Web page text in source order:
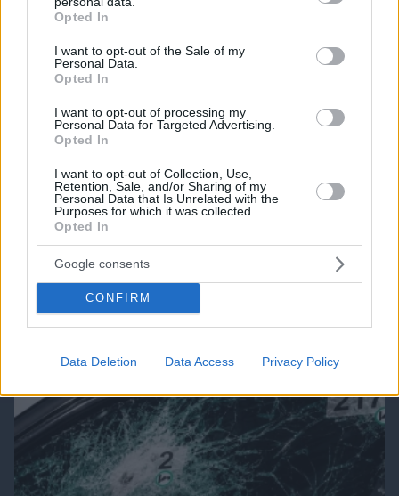
grant or deny consent to Google and its third-party tags to
use your data for below specified purposes in below Google
consent section.
Opted In
I want to opt-out of the Sale of my
Personal Data.
Opted In
I want to opt-out of processing my
Personal Data for Targeted Advertising.
Opted In
I want to opt-out of Collection, Use,
Retention, Sale, and/or Sharing of my
Personal Data that Is Unrelated with the
Purposes for which it was collected.
Opted In
Google consents
CONFIRM
Data Deletion Data Access Privacy Policy
Τα φρούτα που επιλέγουν 4 ενδοκρινολόγοι για
καλύτερο έλεγχο του σακχάρου – Το ένα μειώνει
το λίπος στην κοιλιά
07.08.2026, 08:32